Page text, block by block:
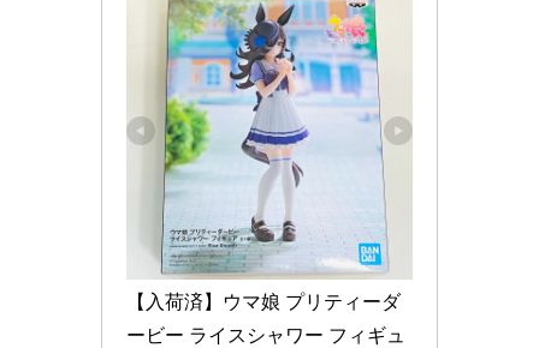
【入荷済】ウマ娘 プリティーダ
ービー ライスシャワー フィギュ